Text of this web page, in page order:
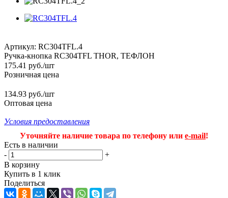
Артикул: RC304TFL.4
Ручка-кнопка RC304TFL THOR, ТЕФЛОН
175.41 руб./шт
Розничная цена
134.93 руб./шт
Оптовая цена
Условия предоставления
Уточняйте наличие товара по телефону или e-mail!
Есть в наличии
-
+
В корзину
Купить в 1 клик
Поделиться